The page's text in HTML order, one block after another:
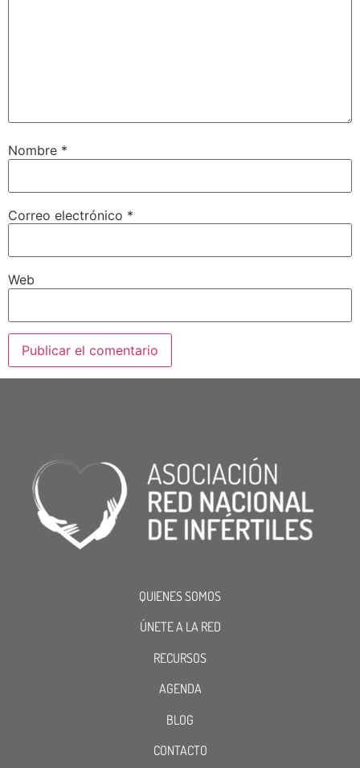
Nombre *
Correo electrónico *
Web
QUIENES SOMOS
ÚNETE A LA RED
RECURSOS
AGENDA
BLOG
CONTACTO